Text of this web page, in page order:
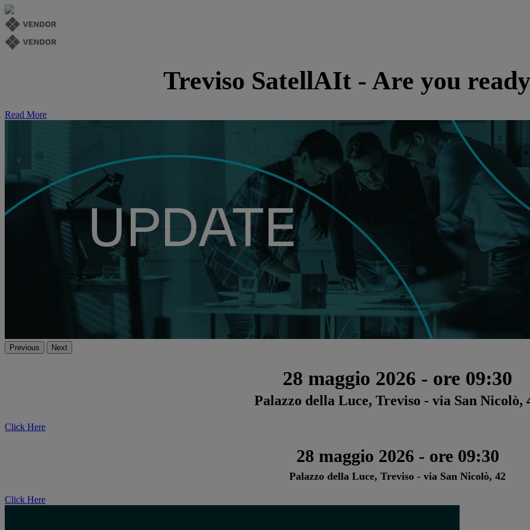
Treviso SatellAIt - Are you
Read More
Previous Next
28 maggio 2026 - ore 09:30
Palazzo della Luce, Treviso - via San Nicolò,
Click Here
28 maggio 2026 - ore 09:30
Palazzo della Luce, Treviso - via San Nicolò, 42
Click Here